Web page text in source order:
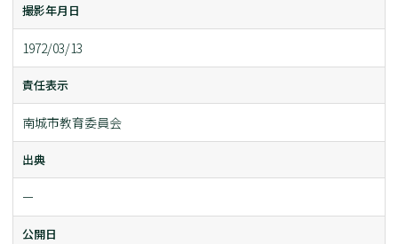
撮影年月日
1972/03/13
責任表示
南城市教育委員会
出典
ー
公開日